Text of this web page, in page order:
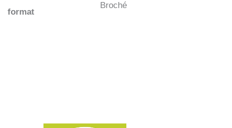
format
Broché